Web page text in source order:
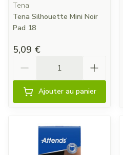
Tena
Tena Silhouette Mini Noir
Pad 18
5,09 €
Ajouter au panier